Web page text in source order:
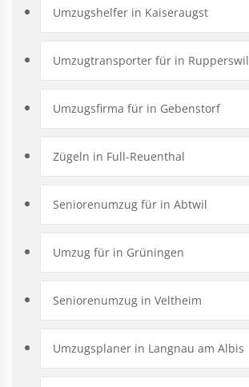
Umzugshelfer in Kaiseraugst
Umzugtransporter für in Rupperswil
Umzugsfirma für in Gebenstorf
Zügeln in Full-Reuenthal
Seniorenumzug für in Abtwil
Umzug für in Grüningen
Seniorenumzug in Veltheim
Umzugsplaner in Langnau am Albis